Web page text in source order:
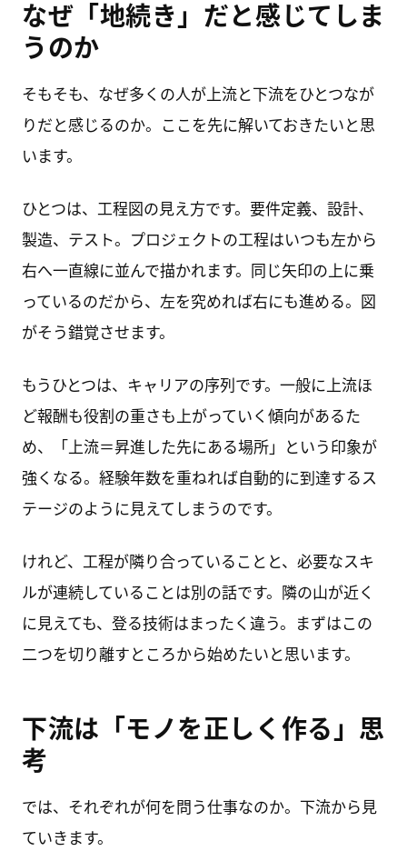
なぜ「地続き」だと感じてしま
うのか
そもそも、なぜ多くの人が上流と下流をひとつなが
りだと感じるのか。ここを先に解いておきたいと思
います。
ひとつは、工程図の見え方です。要件定義、設計、
製造、テスト。プロジェクトの工程はいつも左から
右へ一直線に並んで描かれます。同じ矢印の上に乗
っているのだから、左を究めれば右にも進める。図
がそう錯覚させます。
もうひとつは、キャリアの序列です。一般に上流ほ
ど報酬も役割の重さも上がっていく傾向があるた
め、「上流＝昇進した先にある場所」という印象が
強くなる。経験年数を重ねれば自動的に到達するス
テージのように見えてしまうのです。
けれど、工程が隣り合っていることと、必要なスキ
ルが連続していることは別の話です。隣の山が近く
に見えても、登る技術はまったく違う。まずはこの
二つを切り離すところから始めたいと思います。
下流は「モノを正しく作る」思
考
では、それぞれが何を問う仕事なのか。下流から見
ていきます。